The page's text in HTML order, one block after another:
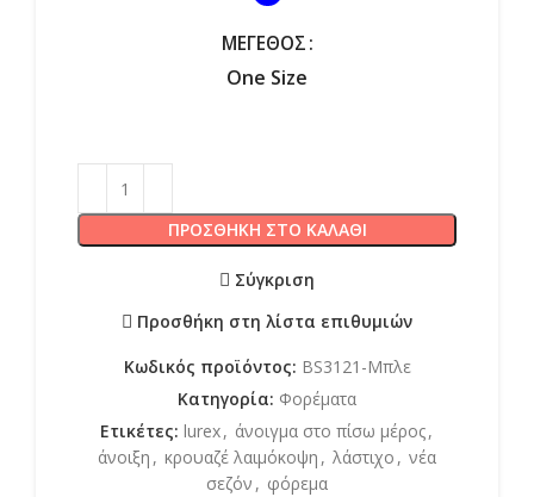
ΜΈΓΕΘΟΣ
One Size
ΠΡΟΣΘΉΚΗ ΣΤΟ ΚΑΛΆΘΙ
Σύγκριση
Προσθήκη στη λίστα επιθυμιών
Κωδικός προϊόντος: BS3121-Μπλε
Κατηγορία: Φορέματα
Ετικέτες: lurex, άνοιγμα στο πίσω μέρος,
άνοιξη , κρουαζέ λαιμόκοψη , λάστιχο , νέα
σεζόν , φόρεμα